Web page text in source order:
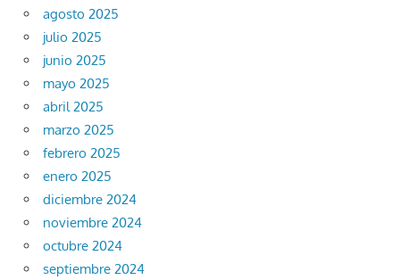
agosto 2025
julio 2025
junio 2025
mayo 2025
abril 2025
marzo 2025
febrero 2025
enero 2025
diciembre 2024
noviembre 2024
octubre 2024
septiembre 2024